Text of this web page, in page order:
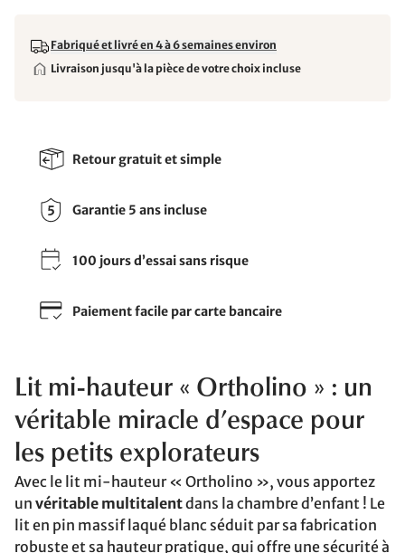
Fabriqué et livré en 4 à 6 semaines environ
Livraison jusqu'à la pièce de votre choix incluse
Retour gratuit et simple
Garantie 5 ans incluse
100 jours d’essai sans risque
Paiement facile par carte bancaire
Lit mi-hauteur « Ortholino » : un
véritable miracle d’espace pour
les petits explorateurs
Avec le lit mi-hauteur « Ortholino », vous apportez
un véritable multitalentdans la chambre d’enfant ! Le
lit en pin massif laqué blanc séduit par sa fabrication
robuste et sa hauteur pratique, qui offre une sécurité à